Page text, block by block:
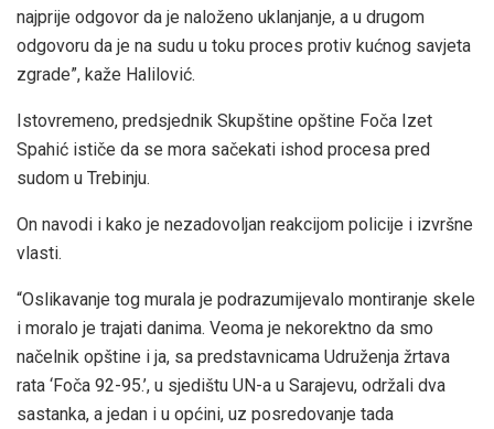
najprije odgovor da je naloženo uklanjanje, a u drugom
odgovoru da je na sudu u toku proces protiv kućnog savjeta
zgrade”, kaže Halilović.
Istovremeno, predsjednik Skupštine opštine Foča Izet
Spahić ističe da se mora sačekati ishod procesa pred
sudom u Trebinju.
On navodi i kako je nezadovoljan reakcijom policije i izvršne
vlasti.
“Oslikavanje tog murala je podrazumijevalo montiranje skele
i moralo je trajati danima. Veoma je nekorektno da smo
načelnik opštine i ja, sa predstavnicama Udruženja žrtava
rata ‘Foča 92-95.’, u sjedištu UN-a u Sarajevu, održali dva
sastanka, a jedan i u općini, uz posredovanje tada